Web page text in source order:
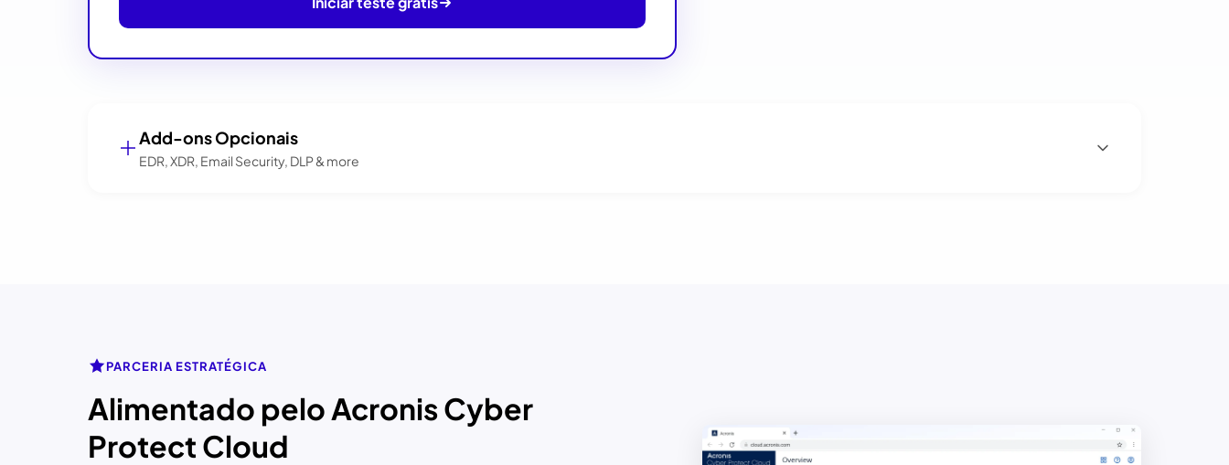
Add-ons Opcionais
EDR, XDR, Email Security, DLP & more
PARCERIA ESTRATÉGICA
Alimentado pelo Acronis Cyber
Protect Cloud